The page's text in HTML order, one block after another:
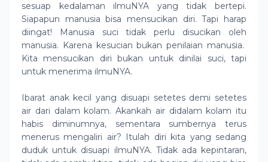
sesuap kedalaman ilmuNYA yang tidak bertepi.
Siapapun manusia bisa mensucikan diri. Tapi harap
diingat! Manusia suci tidak perlu disucikan oleh
manusia. Karena kesucian bukan penilaian manusia.
Kita mensucikan diri bukan untuk dinilai suci, tapi
untuk menerima ilmuNYA.
Ibarat anak kecil yang disuapi setetes demi setetes
air dari dalam kolam. Akankah air didalam kolam itu
habis diminumnya, sementara sumbernya terus
menerus mengaliri air? Itulah diri kita yang sedang
duduk untuk disuapi ilmuNYA. Tidak ada kepintaran,